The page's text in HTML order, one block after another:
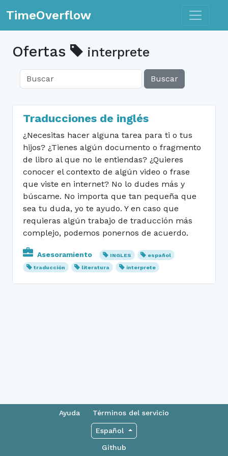
TimeOverflow Toggle
Ofertas interprete
Buscar
Traducciones de inglés
¿Necesitas hacer alguna tarea para ti o tus
hijos? ¿Tienes algún documento o fragmento
de libro al que no le entiendas? ¿Quieres
conocer el contexto de algún video o frase
que viste en internet? No lo dudes más y
búscame. No importa que tan pequeña que
sea tu duda, yo te ayudo. Y en caso que
requieras algún trabajo de traducción más
complejo, podemos ponernos de acuerdo.
Asesoramiento INGLES
español
traducción
literatura interprete
Ayuda Términos del servicio
Español
Github